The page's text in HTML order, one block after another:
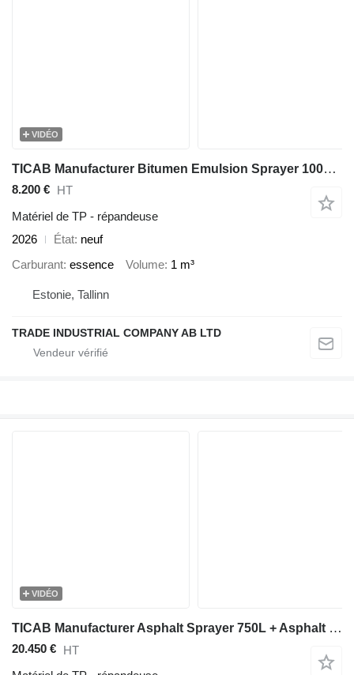
VIDÉO
TICAB Manufacturer Bitumen Emulsion Sprayer 1000 L / Bitumen Spreader
8.200 €
HT
Matériel de TP - répandeuse
2026
État neuf
Carburant essence Volume 1 m³
Estonie, Tallinn
TRADE INDUSTRIAL COMPANY AB LTD
VIDÉO
TICAB Manufacturer Asphalt Sprayer 750L + Asphalt Crack Filler 120L
20.450 € HT